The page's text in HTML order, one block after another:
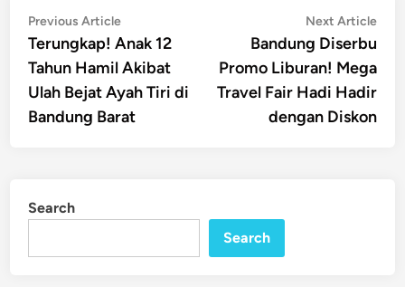
Post
navigation
Previous ArticlePrevious
article:
Terungkap! Anak 12
Tahun Hamil Akibat
Ulah Bejat Ayah Tiri di
Bandung Barat
Next Article
Bandung Diserbu
Promo Liburan! Mega
Travel Fair Hadi Hadir
dengan Diskon
Search
Search